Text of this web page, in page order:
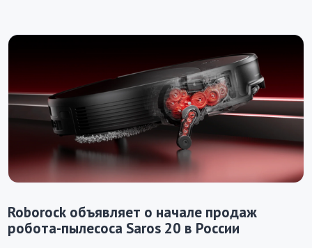
Roborock объявляет о начале продаж
робота-пылесоса Saros 20 в России